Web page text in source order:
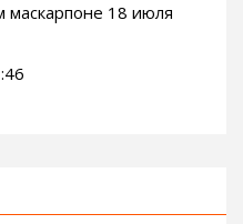
маскарпоне 18 июля